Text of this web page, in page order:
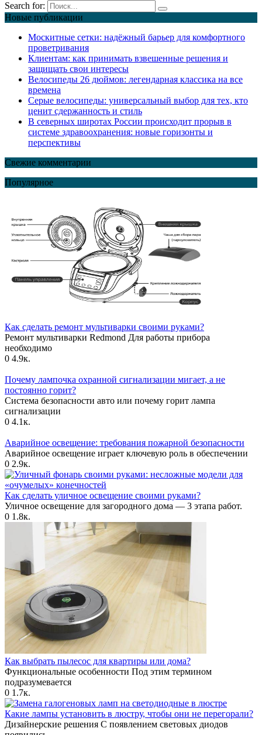
Search for:
Новые публикации
Москитные сетки: надёжный барьер для комфортного
проветривания
Клиентам: как принимать взвешенные решения и
защищать свои интересы
Велосипеды 26 дюймов: легендарная классика на все
времена
Серые велосипеды: универсальный выбор для тех, кто
ценит сдержанность и стиль
В северных широтах России происходит прорыв в
системе здравоохранения: новые горизонты и
перспективы
Свежие комментарии
Популярное
Как сделать ремонт мультиварки своими руками?
Ремонт мультиварки Redmond Для работы прибора
необходимо
0 4.9к.
Почему лампочка охранной сигнализации мигает, а не
постоянно горит?
Система безопасности авто или почему горит лампа
сигнализации
0 4.1к.
Аварийное освещение: требования пожарной безопасности
Аварийное освещение играет ключевую роль в обеспечении
0 2.9к.
Как сделать уличное освещение своими руками?
Уличное освещение для загородного дома — 3 этапа работ.
0 1.8к.
Как выбрать пылесос для квартиры или дома?
Функциональные особенности Под этим термином
подразумевается
0 1.7к.
Какие лампы установить в люстру, чтобы они не перегорали?
Дизайнерские решения С появлением световых диодов